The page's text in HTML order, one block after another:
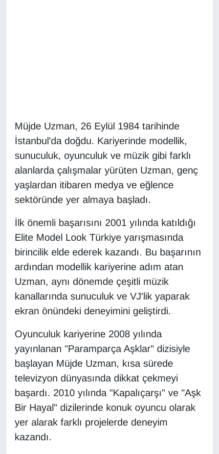
Müjde Uzman, 26 Eylül 1984 tarihinde
İstanbul'da doğdu. Kariyerinde modellik,
sunuculuk, oyunculuk ve müzik gibi farklı
alanlarda çalışmalar yürüten Uzman, genç
yaşlardan itibaren medya ve eğlence
sektöründe yer almaya başladı.
İlk önemli başarısını 2001 yılında katıldığı
Elite Model Look Türkiye yarışmasında
birincilik elde ederek kazandı. Bu başarının
ardından modellik kariyerine adım atan
Uzman, aynı dönemde çeşitli müzik
kanallarında sunuculuk ve VJ'lik yaparak
ekran önündeki deneyimini geliştirdi.
Oyunculuk kariyerine 2008 yılında
yayınlanan "Paramparça Aşklar" dizisiyle
başlayan Müjde Uzman, kısa sürede
televizyon dünyasında dikkat çekmeyi
başardı. 2010 yılında "Kapalıçarşı" ve "Aşk
Bir Hayal" dizilerinde konuk oyuncu olarak
yer alarak farklı projelerde deneyim
kazandı.
Emlak
En çok konuşulanlar
GENEL
Güncel
Gündem
Haber
HABERDE İNSAN
İngilizce
Kadın
Kamu Alımları
Kim Kimdir?
Kültür & Sanat
KURDÎ